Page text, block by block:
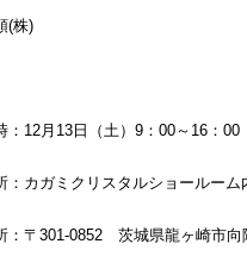
(株)
：12月13日（土）9：00～16：00
：カガミクリスタルショールーム
：〒301-0852 茨城県龍ヶ崎市向